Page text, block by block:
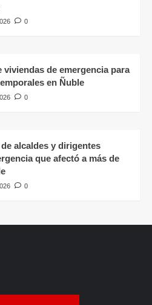
0
de emergencia para
en Ñuble
0
alcaldes y dirigentes
que afectó a más de
0